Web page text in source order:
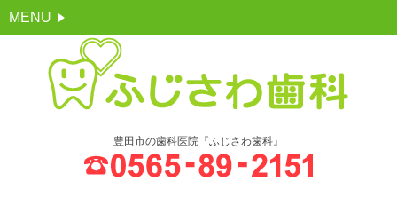
豊田市の歯科医院『ふじさわ歯科』
MENU